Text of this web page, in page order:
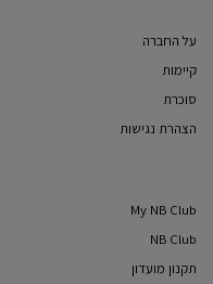
על החברה
קיימות
סוכרת
הצהרת נגישות
My NB Club
NB Club
תקנון מועדון